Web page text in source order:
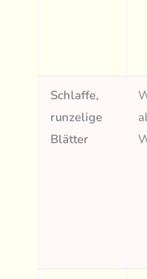
Schlaffe,
runzelige
Blätter